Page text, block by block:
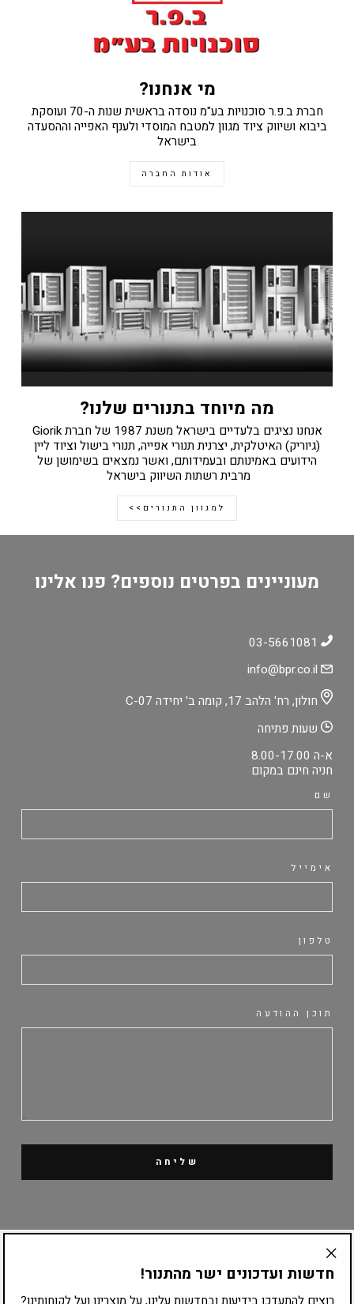
מי אנחנו?
חברת ב.פ.ר סוכנויות בע"מ נוסדה בראשית שנות ה-70 ועוסקת
ביבוא ושיווק ציוד מגוון למטבח המוסדי ולענף האפייה וההסעדה
בישראל
אודות החברה
מה מיוחד בתנורים שלנו?
אנחנו נציגים בלעדיים בישראל משנת 1987 של חברת Giorik
(גיוריק) האיטלקית, יצרנית תנורי אפייה, תנורי בישול וציוד ליין
הידועים באמינותם ובעמידותם, ואשר נמצאים בשימושן של
מרבית רשתות השיווק בישראל
למגוון התנורים>>
מעוניינים בפרטים נוספים? פנו אלינו
חולון, רח' הלהב 17, קומה ב' יחידה C-07
שעות פתיחה
א-ה 8.00-17.00
חניה חינם במקום
שם
אימייל
טלפון
תוכן ההודעה
שליחה
קטלוג מוצרים
ציוד לפי עיסוק
חדשות ועדכונים ישר מהתנור!
רוצים להתעדכן בידיעות ובחדשות עלינו, על מוצרינו ועל לקוחותינו?
"Translation